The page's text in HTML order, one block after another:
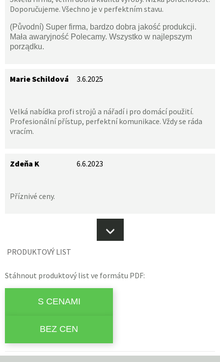
Doporučujeme. Všechno je v perfektním stavu.
(Původní) Super firma, bardzo dobra jakość produkcji.
Mała awaryjność Polecamy. Wszystko w najlepszym
porządku.
Marie Schildová 3.6.2025
Velká nabídka profi strojů a nářadí i pro domácí použití.
Profesionální přístup, perfektní komunikace. Vždy se ráda
vracím.
Zdeňa K 6.6.2023
Příznivé ceny.
PRODUKTOVÝ LIST
Stáhnout produktový list ve formátu PDF: